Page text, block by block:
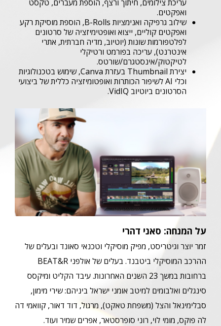
עריכת צילומים, חיתוך ורצף, הוספת מעברים, טקסט
ואפקטים.
שילוב גרפיקה ואנימציות B-Rolls, הוספת מוסיקת רקע
ואפקטים קוליים, ייצוא ואופטימיזציה של סרטונים
לפלטפורמות שונות (יוטיוב, מדיה חברתית, אתרי
אינטרנט), עריכה בפורמט ורטיקלי
לטיקטוק/אינסטגרם/שורטס.
יצירת Thumbnail בעזרת Canva, שימוש בטכנולוגיות
וכלי AI לשיפור הכותרות ואופטומיזציה כללית של ביצועי
הסרטונים ביוטיוב VidIQ.
על המנחה: סאני דהרי
זמר יוצר וגיטריסט, מפיק מוסיקלי וטכנאי סאונד ובעלים של
ההרכב המוסיקלי ביטבנד. בעלים של אולפני BEAT&R
ברחובות במשך 23 השנים האחרונות. עיבד הקליט ומיקסס
סינגלים ואלבומים למיטב אומני ישראל ביניהם: שירי מימון,
סבלימינאל והצל (משפחת טאקט), מרגול, דוד דאור, קוואמי דה
לה פוקס, מומי לוי, רוני סופרסטאר, אפרים שמיר ועוד.